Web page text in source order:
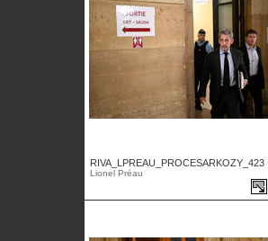
RIVA_LPREAU_PROCESARKOZY_423
Lionel Préau